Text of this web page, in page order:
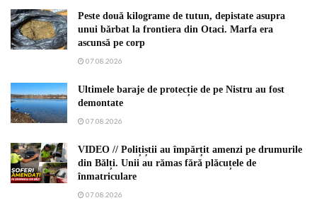
Peste două kilograme de tutun, depistate asupra
unui bărbat la frontiera din Otaci. Marfa era
ascunsă pe corp
07.08.2026
Ultimele baraje de protecție de pe Nistru au fost
demontate
07.08.2026
VIDEO // Polițiștii au împărțit amenzi pe drumurile
din Bălți. Unii au rămas fără plăcuțele de
înmatriculare
07.08.2026